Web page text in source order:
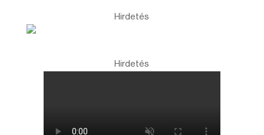
Hirdetés
Hirdetés